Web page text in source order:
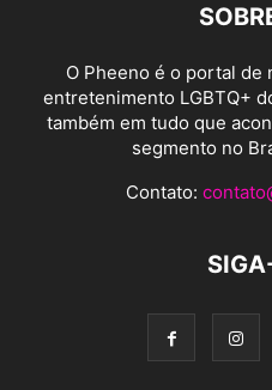
O Pheeno é o portal de
entretenimento LGBTQ+
também em tudo que
segmento no
Contato: